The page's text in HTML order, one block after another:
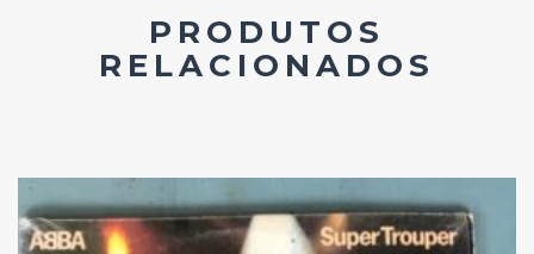
PRODUTOS
RELACIONADOS